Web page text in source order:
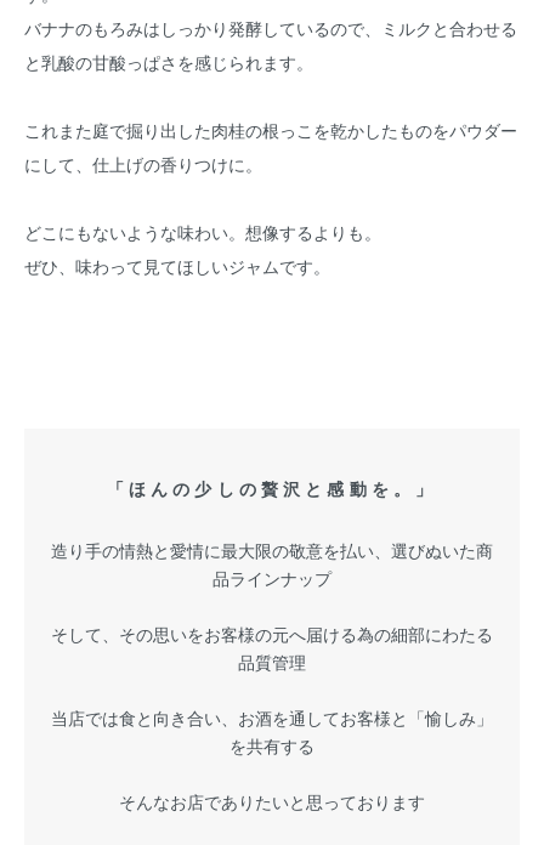
バナナのもろみはしっかり発酵しているので、ミルクと合わせる
と乳酸の甘酸っぱさを感じられます。
これまた庭で掘り出した肉桂の根っこを乾かしたものをパウダー
にして、仕上げの香りつけに。
どこにもないような味わい。想像するよりも。
ぜひ、味わって見てほしいジャムです。
「ほんの少しの贅沢と感動を。」
造り手の情熱と愛情に最大限の敬意を払い、選びぬいた商
品ラインナップ
そして、その思いをお客様の元へ届ける為の細部にわたる
品質管理
当店では食と向き合い、お酒を通してお客様と「愉しみ」
を共有する
そんなお店でありたいと思っております